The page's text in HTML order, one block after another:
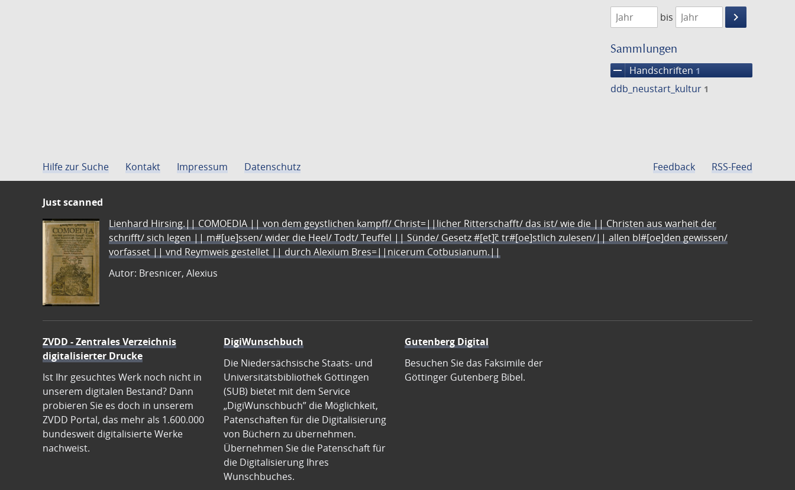
1474
1475
bis
keyboard_arrow_right
Suche
Sammlungen
remove Handschriften 1
ddb_neustart_kultur 1
Hilfe zur Suche Kontakt Impressum Datenschutz Feedback RSS-Feed
Just scanned
Lienhard Hirsing.|| COMOEDIA || von dem geystlichen kampff/ Christ=||licher Ritterschafft/ das ist/ wie die || Christen aus warheit der
schrifft/ sich legen || m#[ue]ssen/ wider die Heel/ Todt/ Teuffel || Sünde/ Gesetz #[et]c̃ tr#[oe]stlich zulesen/|| allen bl#[oe]den gewissen/
vorfasset || vnd Reymweis gestellet || durch Alexium Bres=||nicerum Cotbusianum.||
Autor: Bresnicer, Alexius
ZVDD - Zentrales Verzeichnis
digitalisierter Drucke
Ist Ihr gesuchtes Werk noch nicht in
unserem digitalen Bestand? Dann
probieren Sie es doch in unserem
ZVDD Portal, das mehr als 1.600.000
bundesweit digitalisierte Werke
nachweist.
DigiWunschbuch
Die Niedersächsische Staats- und
Universitätsbibliothek Göttingen
(SUB) bietet mit dem Service
„DigiWunschbuch” die Möglichkeit,
Patenschaften für die Digitalisierung
von Büchern zu übernehmen.
Übernehmen Sie die Patenschaft für
die Digitalisierung Ihres
Wunschbuches.
Gutenberg Digital
Besuchen Sie das Faksimile der
Göttinger Gutenberg Bibel.